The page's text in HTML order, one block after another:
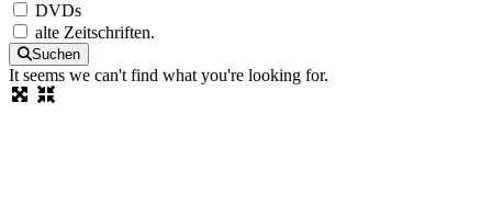
DVDs
alte Zeitschriften.
Suchen
It seems we can't find what you're looking for.